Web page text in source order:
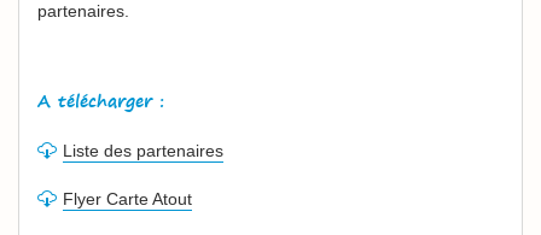
partenaires.
A télécharger :
Liste des partenaires
Flyer Carte Atout